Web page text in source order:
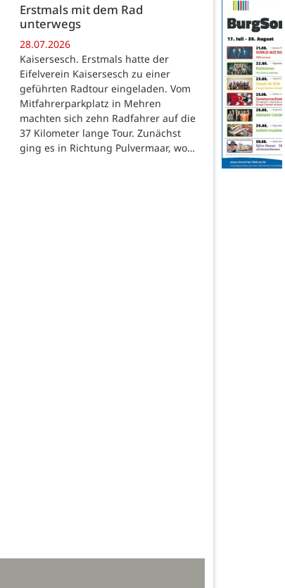
Erstmals mit dem Rad
unterwegs
28.07.2026
Kaisersesch. Erstmals hatte der
Eifelverein Kaisersesch zu einer
geführten Radtour eingeladen. Vom
Mitfahrerparkplatz in Mehren
machten sich zehn Radfahrer auf die
37 Kilometer lange Tour. Zunächst
ging es in Richtung Pulvermaar, wo…